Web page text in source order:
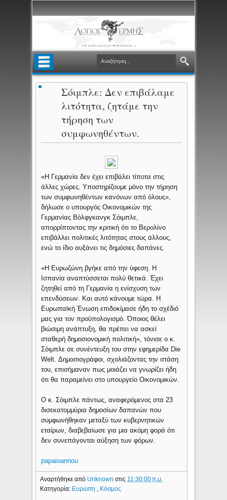
Σόιμπλε: Δεν επιβάλαμε
λιτότητα, ζητάμε την
τήρηση των
συμφωνηθέντων.
«Η Γερμανία δεν έχει επιβάλει τίποτα στις
άλλες χώρες. Υποστηρίζουμε μόνο την τήρηση
των συμφωνηθέντων κανόνων από όλους»,
δήλωσε ο υπουργός Οικονομικών της
Γερμανίας Βόλφγκανγκ Σόιμπλε,
απορρίπτοντας την κριτική ότι το Βερολίνο
επιβάλλει πολιτικές λιτότητας στους άλλους,
ενώ το ίδιο αυξάνει τις δημόσιες δαπάνες.
«Η Ευρωζώνη βγήκε από την ύφεση. Η
Ισπανία αναπτύσσεται πολύ θετικά. Έχει
ζητηθεί από τη Γερμανία η ενίσχυση των
επενδύσεων. Και αυτό κάνουμε τώρα. Η
Ευρωπαϊκή Ένωση επιδοκίμασε ήδη το σχέδιό
μας για τον προϋπολογισμό. Όποιος θέλει
βιώσιμη ανάπτυξη, θα πρέπει να ασκεί
σταθερή δημοσιονομική πολιτική», τόνισε ο κ.
Σόιμπλε σε συνέντευξη του στην εφημερίδα Die
Welt. Δημοσιογράφοι, σχολιάζοντας την στάση
του, επισήμαναν πως μοιάζει να γνωρίζει ήδη
ότι θα παραμείνει στο υπουργείο Οικονομικών.
Ο κ. Σόιμπλε πάντως, αναφερόμενος στα 23
δισεκατομμύρια δημοσίων δαπανών που
συμφωνήθηκαν μεταξύ των κυβερνητικών
εταίρων, διαβεβαίωσε για μια ακόμη φορά ότι
δεν συνεπάγονται αύξηση των φόρων.
papaioannou
Αναρτήθηκε από Unknownστις 11:30:00 π.μ.
Κατηγορία: Ευρώπη Κόσμος